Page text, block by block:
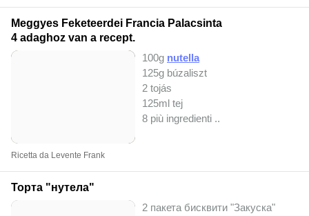
Meggyes Feketeerdei Francia Palacsinta
4 adaghoz van a recept.
100g nutella
125g búzaliszt
2 tojás
125ml tej
8 più ingredienti ..
Ricetta da Levente Frank
Торта "нутела"
2 пакета бисквити "Закуска"